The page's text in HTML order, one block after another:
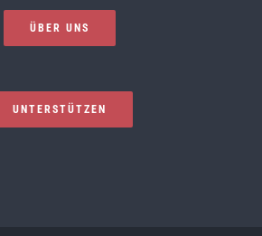
ÜBER UNS
UNTERSTÜTZEN